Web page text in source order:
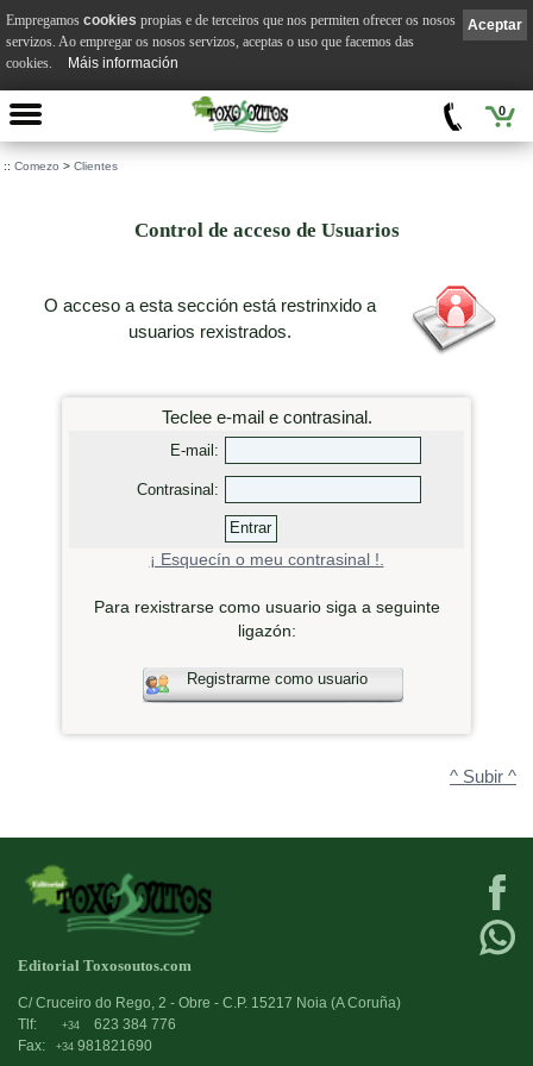
0
:: Comezo > Clientes
Control de acceso de Usuarios
O acceso a esta sección está restrinxido a
usuarios rexistrados.
Teclee e-mail e contrasinal.
E-mail:
Contrasinal:
¡ Esquecín o meu contrasinal !.
Para rexistrarse como usuario siga a seguinte
ligazón:
Registrarme como usuario
^ Subir ^
Editorial Toxosoutos.com
C/ Cruceiro do Rego, 2 - Obre - C.P. 15217 Noia (A Coruña)
Tlf:
+34
623 384 776
Fax:
+34 981821690
Aceptar
Empregamos cookies propias e de terceiros que nos permiten ofrecer os nosos
servizos. Ao empregar os nosos servizos, aceptas o uso que facemos das
cookies.
Máis información